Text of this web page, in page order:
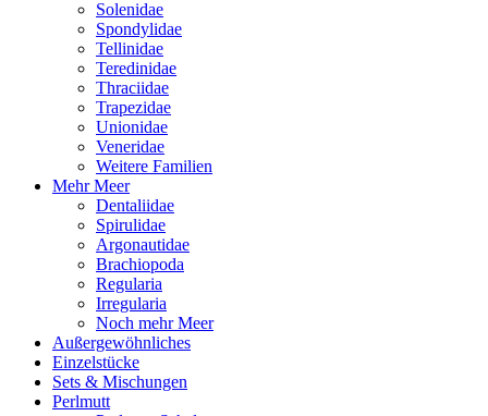
Solenidae
Spondylidae
Tellinidae
Teredinidae
Thraciidae
Trapezidae
Unionidae
Veneridae
Weitere Familien
Mehr Meer
Dentaliidae
Spirulidae
Argonautidae
Brachiopoda
Regularia
Irregularia
Noch mehr Meer
Außergewöhnliches
Einzelstücke
Sets & Mischungen
Perlmutt